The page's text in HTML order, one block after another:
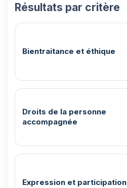
Résultats par critère
Bientraitance et éthique
Droits de la personne
accompagnée
Expression et participation